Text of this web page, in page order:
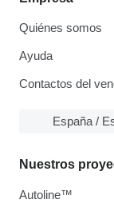
Quiénes somos
Ayuda
Contactos del
España /
Nuestros
Autoline™